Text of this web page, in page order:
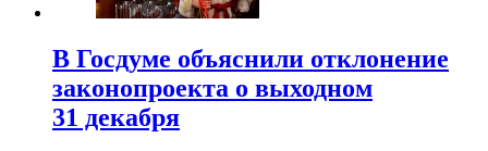
В Госдуме объяснили отклонение
законопроекта о выходном
31 декабря